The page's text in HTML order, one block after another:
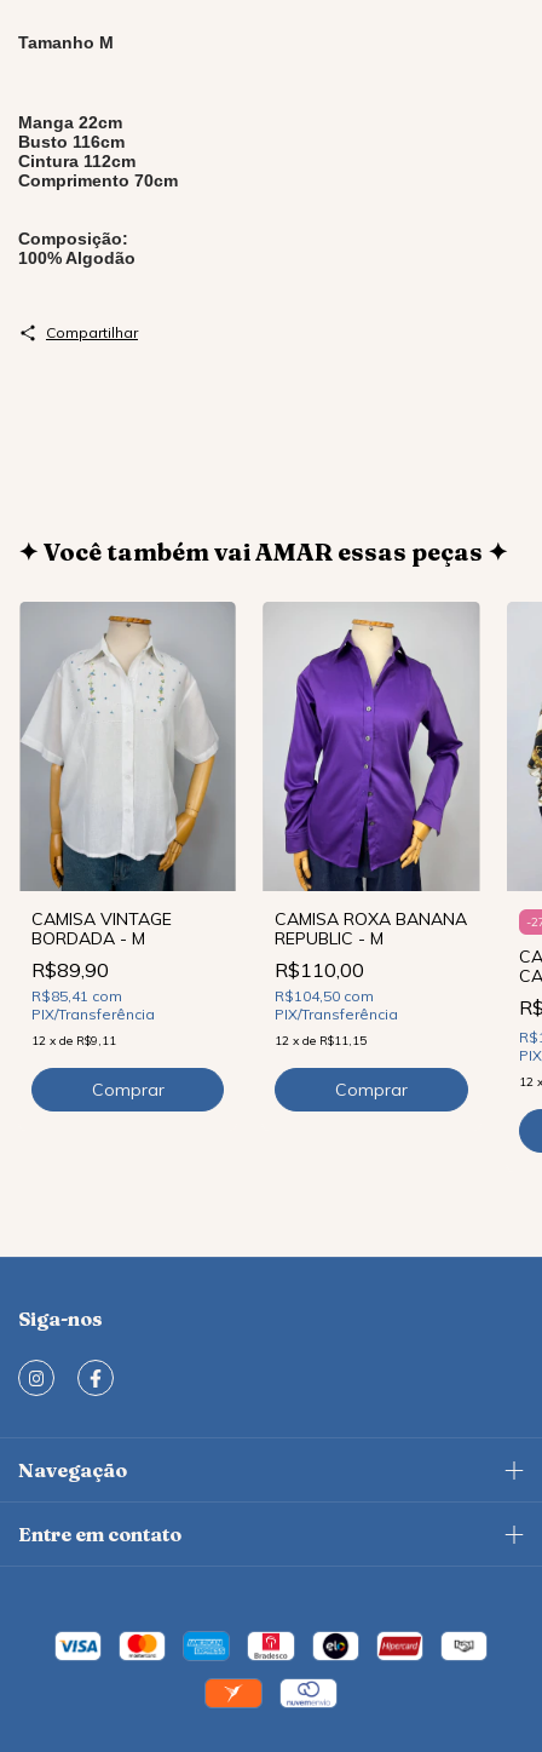
Tamanho M
Manga 22cm
Busto 116cm
Cintura 112cm
Comprimento 70cm
Composição:
100% Algodão
Compartilhar
✦ Você também vai AMAR essas peças ✦
CAMISA VINTAGE
BORDADA - M
R$89,90
R$85,41 com
PIX/Transferência
12 x de R$9,11
CAMISA ROXA BANANA
REPUBLIC - M
R$110,00
R$104,50 com
PIX/Transferência
12 xde R$11,15
-
12
Siga-nos
Navegação
Entre em contato